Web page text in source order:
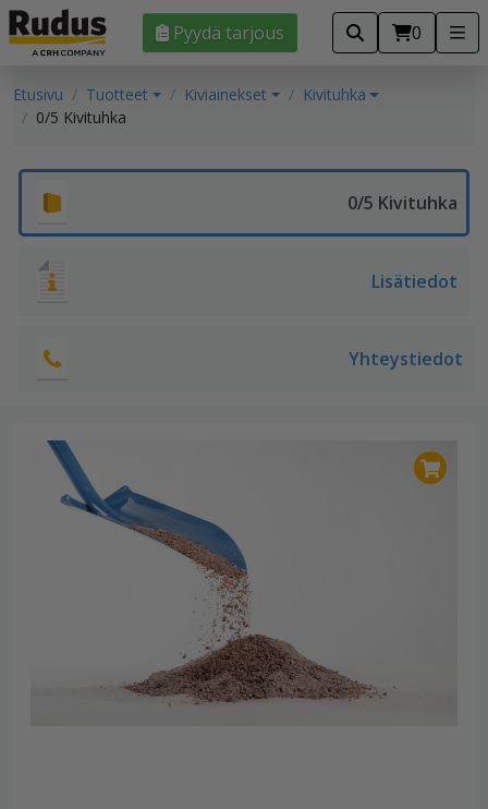
Pyydä tarjous 0
Etusivu Tuotteet Kiviainekset
Kivituhka
0/5 Kivituhka
0/5 Kivituhka
Lisätiedot
Yhteystiedot